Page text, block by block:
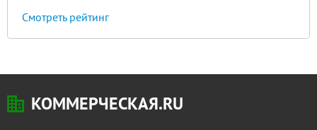
Смотреть рейтинг
КОММЕРЧЕСКАЯ.RU